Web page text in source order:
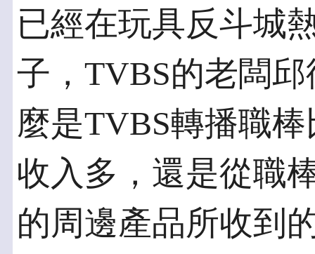
已經在玩具反斗城
子，TVBS的老闆
麼是TVBS轉播職
收入多，還是從職
的周邊產品所收到